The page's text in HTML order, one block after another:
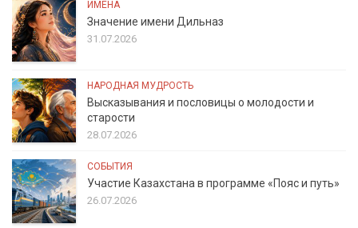
ИМЕНА
Значение имени Дильназ
31.07.2026
НАРОДНАЯ МУДРОСТЬ
Высказывания и пословицы о молодости и
старости
28.07.2026
СОБЫТИЯ
Участие Казахстана в программе «Пояс и путь»
26.07.2026